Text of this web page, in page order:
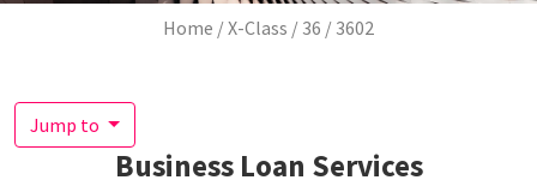
Breadcrumb
Home X-Class 36 3602
Jump to
Business Loan Services